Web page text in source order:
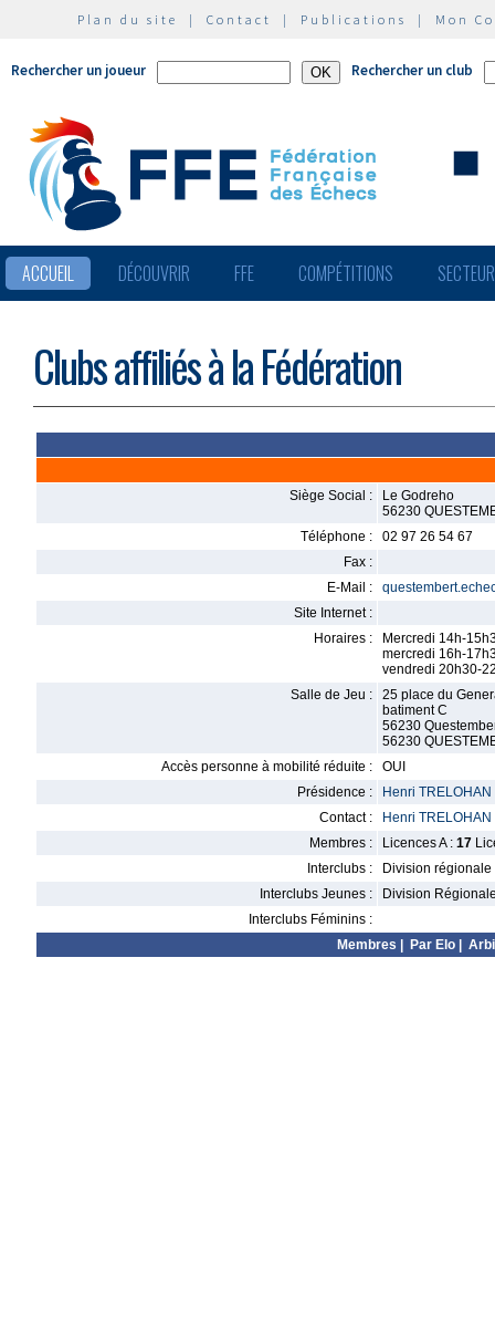
Plan du site | Contact | Publications | Mon
Rechercher un joueur Rechercher un club
ACCUEIL DÉCOUVRIR FFE COMPÉTITIONS
Clubs affiliés à la Fédération
Siège Social :
Le Godreho
56230
Téléphone :
02 97 26 54 67
Fax :
E-Mail :
Site Internet :
Horaires :
Mercredi 14h-
mercredi 16h-
vendredi 20h30-
Salle de Jeu :
25 place du
batiment C
56230
56230
Accès personne à mobilité réduite :
OUI
Présidence :
Henri TRELOHAN
Contact :
Henri TRELOHAN
Membres :
Licences A : 17
Interclubs :
Division régionale
Interclubs Jeunes :
Division
Interclubs Féminins :
Membres
Par Elo